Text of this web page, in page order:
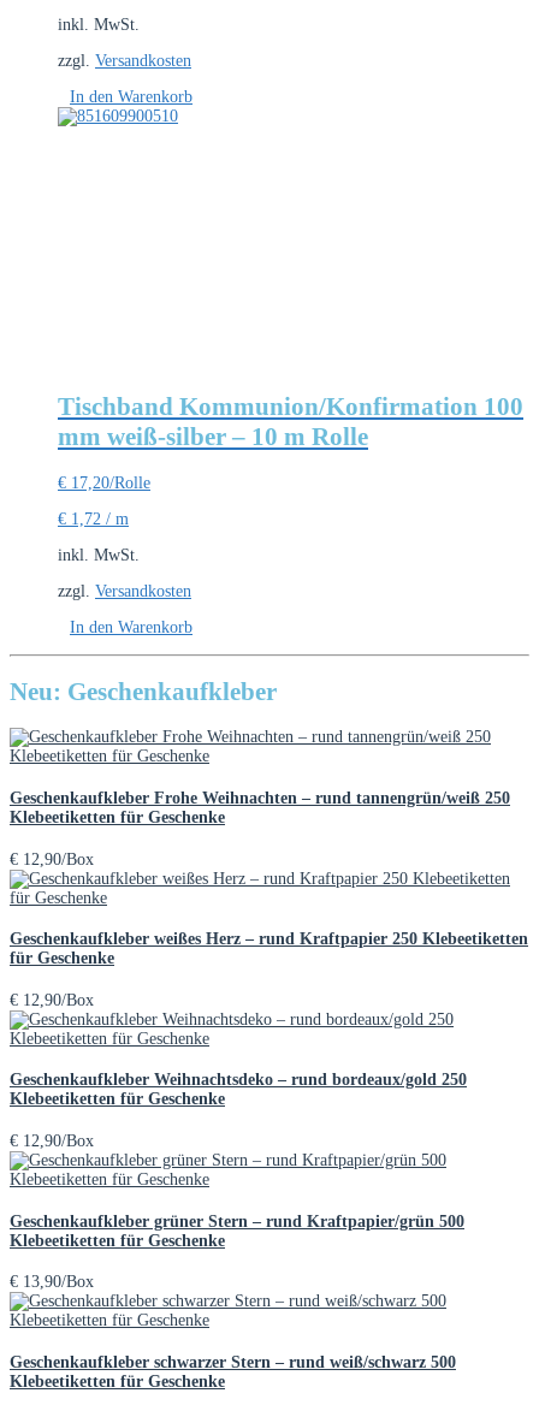
inkl. MwSt.
zzgl. Versandkosten
In den Warenkorb
Tischband Kommunion/Konfirmation 100
mm weiß-silber – 10 m Rolle
€ 17,20/Rolle
€ 1,72 / m
inkl. MwSt.
zzgl. Versandkosten
In den Warenkorb
Neu: Geschenkaufkleber
Geschenkaufkleber Frohe Weihnachten – rund tannengrün/weiß 250
Klebeetiketten für Geschenke
€ 12,90/Box
Geschenkaufkleber weißes Herz – rund Kraftpapier 250 Klebeetiketten
für Geschenke
€ 12,90/Box
Geschenkaufkleber Weihnachtsdeko – rund bordeaux/gold 250
Klebeetiketten für Geschenke
€ 12,90/Box
Geschenkaufkleber grüner Stern – rund Kraftpapier/grün 500
Klebeetiketten für Geschenke
€ 13,90/Box
Geschenkaufkleber schwarzer Stern – rund weiß/schwarz 500
Klebeetiketten für Geschenke